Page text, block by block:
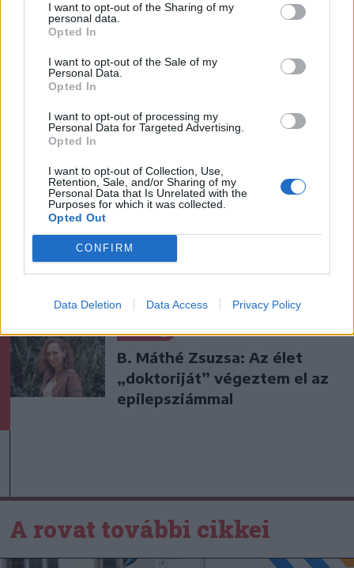
I want to opt-out of the Sharing of my
personal data.
Opted In
I want to opt-out of the Sale of my
Personal Data.
Opted In
I want to opt-out of processing my
Personal Data for Targeted Advertising.
Opted In
I want to opt-out of Collection, Use,
Retention, Sale, and/or Sharing of my
Personal Data that Is Unrelated with the
Purposes for which it was collected.
Opted Out
CONFIRM
Data Deletion Data Access Privacy Policy
A gól már összejött, az
Nyári szünidő: több
országban szinte fele annyit
jobb?
Szabó István: négy vereség
után egyre nehezebb, de
B. Máthé Zsuzsa: Az élet
„doktoriját” végeztem el az
epilepsziámmal
A rovat további cikkei